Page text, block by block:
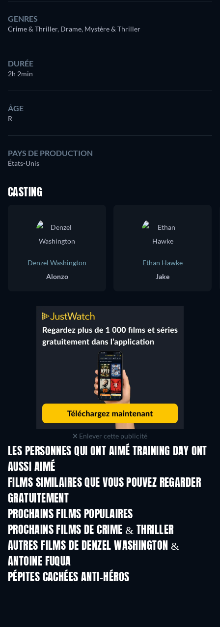
GENRES
Crime & Thriller, Drame, Mystère & Thriller
DURÉE
2h 2min
ÂGE
R
PAYS DE PRODUCTION
États-Unis
CASTING
Denzel Washington
Alonzo
Ethan Hawke
Jake
Enlever cette publicité
LES PERSONNES QUI ONT AIMÉ TRAINING DAY ONT
AUSSI AIMÉ
FILMS SIMILAIRES QUE VOUS POUVEZ REGARDER
GRATUITEMENT
PROCHAINS FILMS POPULAIRES
PROCHAINS FILMS DE CRIME & THRILLER
AUTRES FILMS DE DENZEL WASHINGTON &
ANTOINE FUQUA
PÉPITES CACHÉES ANTI-HÉROS